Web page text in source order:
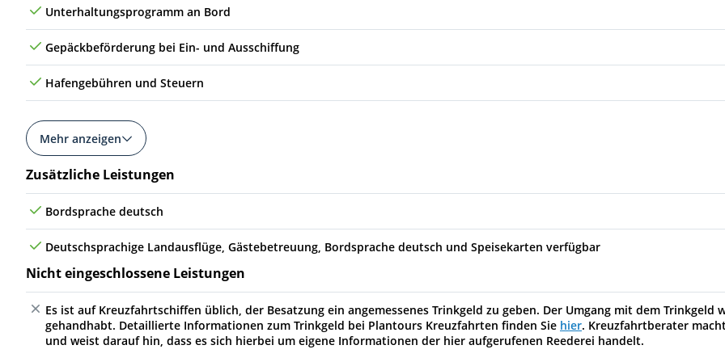
14 Di 02.03.27 Mindelo (São Vicente), Kap Verde 18:00
Mi 03.03.27 (auf See)
Do 04.03.27 (auf See)
Fr 05.03.27 Sta. Cruz (Teneriffa), Spanien
16 Sa 06.03.27 San Sebastian (Gomera), Spanien
17 07.03.27 Sta. Cruz (La Palma), Spanien
18 Mo 08.03.27 Funchal (Madeira), Portugal 13:30
18 Di 09.03.27 Funchal (Madeira), Portugal
Mi 10.03.27 (auf See)
Do 11.03.27 (auf See)
Unterhaltungsprogramm an Bord
Gepäckbeförderung bei Ein- und Ausschiffung
Hafengebühren und Steuern
Mehr anzeigen
Zusätzliche Leistungen
Bordsprache deutsch
Deutschsprachige Landausflüge, Gästebetreuung, Bordsprache deutsch und Speisekarten verfügbar
Nicht eingeschlossene Leistungen
Es ist auf Kreuzfahrtschiffen üblich, der Besatzung ein angemessenes Trinkgeld zu geben. Der Umgang mit dem
gehandhabt. Detaillierte Informationen zum Trinkgeld bei Plantours Kreuzfahrten finden Sie hier. Kreuzfahrtberater
und weist darauf hin, dass es sich hierbei um eigene Informationen der hier aufgerufenen Reederei handelt.